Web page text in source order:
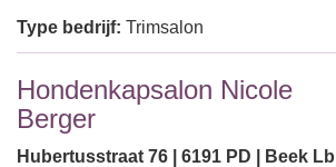
Type bedrijf: Trimsalon
Hondenkapsalon Nicole
Berger
Hubertusstraat 76 | 6191 PD | Beek Lb |